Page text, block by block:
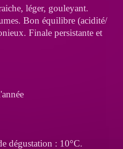
léger, gouleyant.
Bon équilibre (acidité/
Finale persistante et
dégustation : 10°C.